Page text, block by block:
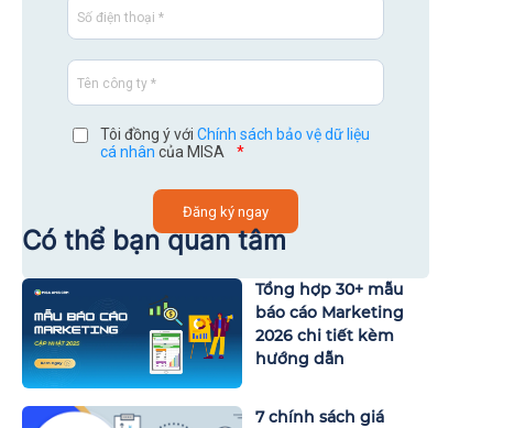
Tôi đồng ý với Chính sách bảo vệ dữ liệu
cá nhân của MISA *
Có thể bạn quan tâm
Tổng hợp 30+ mẫu
báo cáo Marketing
2026 chi tiết kèm
hướng dẫn
7 chính sách giá